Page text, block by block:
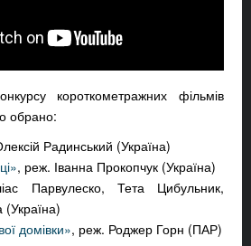
короткометражних фільмів
обрано:
Радинський (Україна)
, реж. Іванна Прокопчук (Україна)
Парвулеско, Тета Цибульник,
(Україна)
домівки», реж. Роджер Горн (ПАР)